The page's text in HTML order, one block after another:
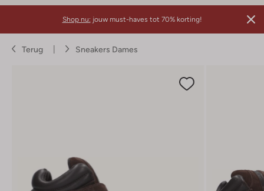
Shop nu: jouw must-haves tot 70% korting!
Terug Sneakers Dames